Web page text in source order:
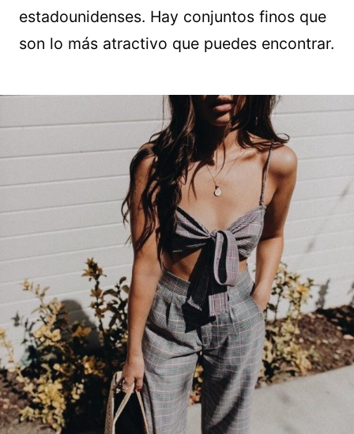
estadounidenses. Hay conjuntos finos que
son lo más atractivo que puedes encontrar.